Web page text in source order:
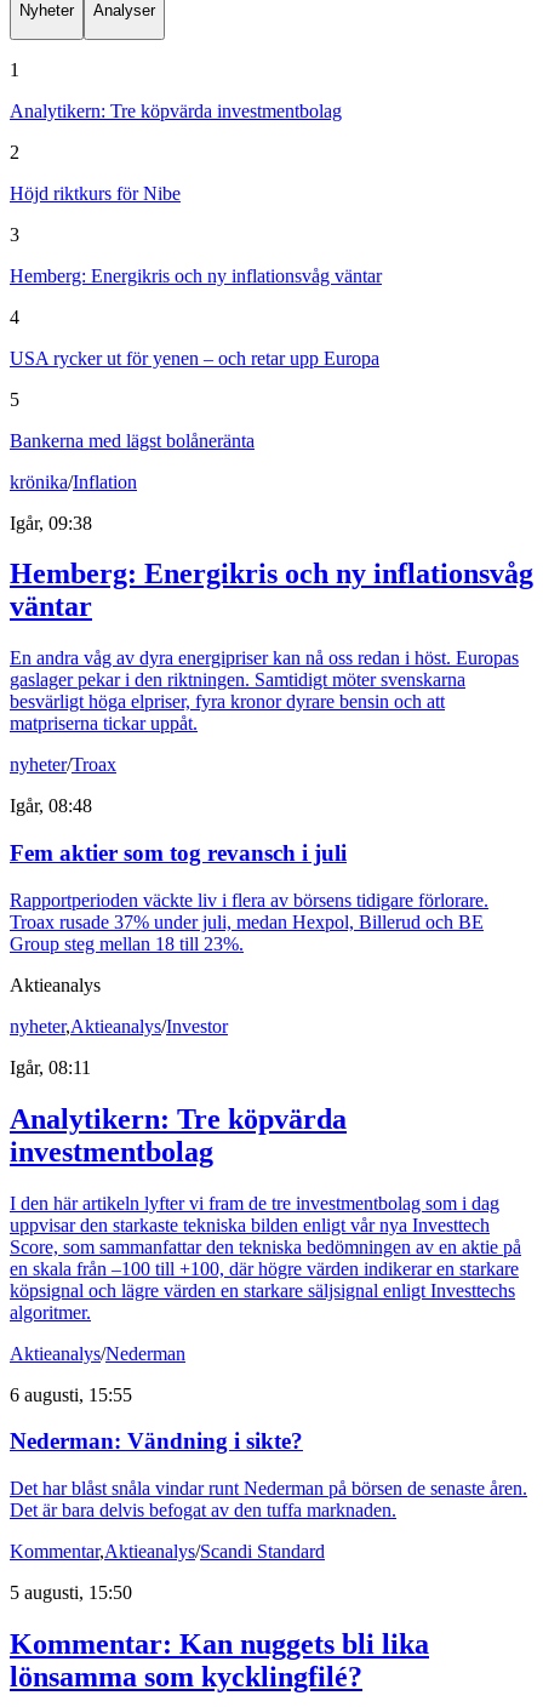
Nyheter Analyser
1
Analytikern: Tre köpvärda investmentbolag
2
Höjd riktkurs för Nibe
3
Hemberg: Energikris och ny inflationsvåg väntar
4
USA rycker ut för yenen – och retar upp Europa
5
Bankerna med lägst bolåneränta
krönika/Inflation
Igår, 09:38
Hemberg: Energikris och ny inflationsvåg
väntar
En andra våg av dyra energipriser kan nå oss redan i höst. Europas
gaslager pekar i den riktningen. Samtidigt möter svenskarna
besvärligt höga elpriser, fyra kronor dyrare bensin och att
matpriserna tickar uppåt.
nyheter/Troax
Igår, 08:48
Fem aktier som tog revansch i juli
Rapportperioden väckte liv i flera av börsens tidigare förlorare.
Troax rusade 37% under juli, medan Hexpol, Billerud och BE
Group steg mellan 18 till 23%.
Aktieanalys
nyheter,Aktieanalys/Investor
Igår, 08:11
Analytikern: Tre köpvärda
investmentbolag
I den här artikeln lyfter vi fram de tre investmentbolag som i dag
uppvisar den starkaste tekniska bilden enligt vår nya Investtech
Score, som sammanfattar den tekniska bedömningen av en aktie på
en skala från –100 till +100, där högre värden indikerar en starkare
köpsignal och lägre värden en starkare säljsignal enligt Investtechs
algoritmer.
Aktieanalys/Nederman
6 augusti, 15:55
Nederman: Vändning i sikte?
Det har blåst snåla vindar runt Nederman på börsen de senaste åren.
Det är bara delvis befogat av den tuffa marknaden.
Kommentar,Aktieanalys/Scandi Standard
5 augusti, 15:50
Kommentar: Kan nuggets bli lika
lönsamma som kycklingfilé?